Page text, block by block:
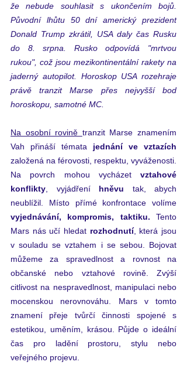
že nebude souhlasit s ukončením bojů.
Původní lhůtu 50 dní americký prezident
Donald Trump zkrátil, USA daly čas Rusku
do 8. srpna. Rusko odpovídá "mrtvou
rukou", což jsou mezikontinentální rakety na
jaderný autopilot. Horoskop USA rozehraje
právě tranzit Marse přes nejvyšší bod
horoskopu, samotné MC.
Na osobní rovině tranzit Marse znamením
Vah přináší témata jednání ve vztazích
založená na férovosti, respektu, vyváženosti.
Na povrch mohou vycházet vztahové
konflikty , vyjádření hněvu tak, abych
vyjednávání, kompromis, taktiku. Tento
Mars nás učí hledat rozhodnutí, která jsou
v souladu se vztahem i se sebou. Bojovat
můžeme za spravedlnost a rovnost na
občanské nebo vztahové rovině. Zvýší
citlivost na nespravedlnost, manipulaci nebo
mocenskou nerovnováhu. Mars v tomto
znamení přeje tvůrčí činnosti spojené s
estetikou, uměním, krásou. Půjde o ideální
čas pro ladění prostoru, stylu nebo
veřejného projevu.